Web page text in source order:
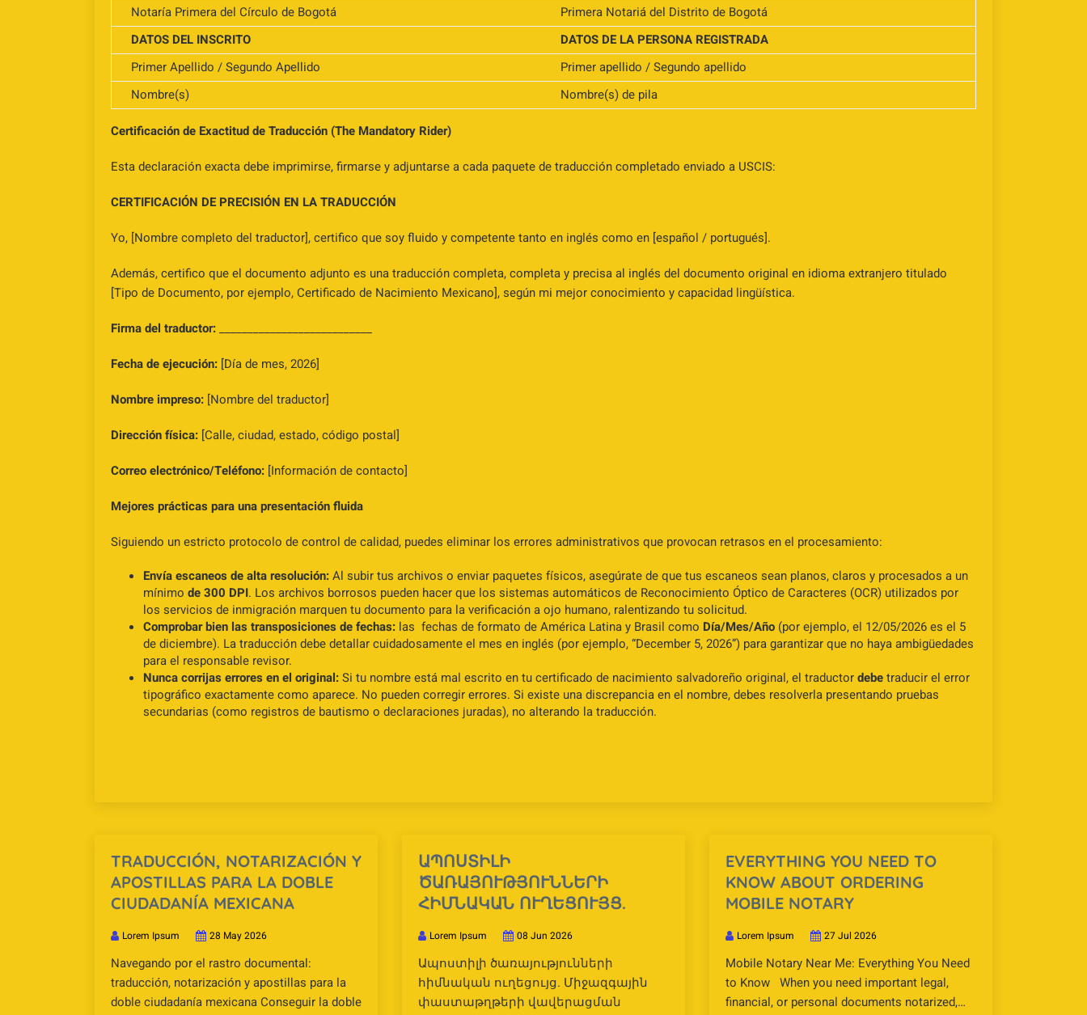
Notaría Primera del Círculo de Bogotá
Primera Notariá del Distrito de Bogotá
DATOS DEL INSCRITO
DATOS DE LA PERSONA REGISTRADA
Primer Apellido / Segundo Apellido
Primer apellido / Segundo apellido
Nombre(s)
Nombre(s) de pila
Certificación de Exactitud de Traducción (The Mandatory Rider)
Esta declaración exacta debe imprimirse, firmarse y adjuntarse a cada paquete de traducción completado enviado a USCIS:
CERTIFICACIÓN DE PRECISIÓN EN LA TRADUCCIÓN
Yo, [Nombre completo del traductor], certifico que soy fluido y competente tanto en inglés como en [español / portugués].
Además, certifico que el documento adjunto es una traducción completa, completa y precisa al inglés del documento original en idioma extranjero titulado
[Tipo de Documento, por ejemplo, Certificado de Nacimiento Mexicano], según mi mejor conocimiento y capacidad lingüística.
Firma del traductor:___________________________
Fecha de ejecución: [Día de mes, 2026]
Nombre impreso: [Nombre del traductor]
Dirección física: [Calle, ciudad, estado, código postal]
Correo electrónico/Teléfono: [Información de contacto]
Mejores prácticas para una presentación fluida
Siguiendo un estricto protocolo de control de calidad, puedes eliminar los errores administrativos que provocan retrasos en el procesamiento:
Envía escaneos de alta resolución:Al subir tus archivos o enviar paquetes físicos, asegúrate de que tus escaneos sean planos, claros y procesados a un
mínimo de 300 DPI. Los archivos borrosos pueden hacer que los sistemas automáticos de Reconocimiento Óptico de Caracteres (OCR) utilizados por
los servicios de inmigración marquen tu documento para la verificación a ojo humano, ralentizando tu solicitud.
Comprobar bien las transposiciones de fechas: las fechas de formato de América Latina y Brasil como Día/Mes/Año (por ejemplo, el 12/05/2026 es el 5
de diciembre). La traducción debe detallar cuidadosamente el mes en inglés (por ejemplo, “December 5, 2026”) para garantizar que no haya ambigüedades
para el responsable revisor.
Nunca corrijas errores en el original:Si tu nombre está mal escrito en tu certificado de nacimiento salvadoreño original, el traductordebetraducir el error
tipográfico exactamente como aparece. No pueden corregir errores. Si existe una discrepancia en el nombre, debes resolverla presentando pruebas
secundarias (como registros de bautismo o declaraciones juradas), no alterando la traducción.
TRADUCCIÓN, NOTARIZACIÓN Y
APOSTILLAS PARA LA DOBLE
CIUDADANÍA MEXICANA
Lorem Ipsum 28 May 2026
Navegando por el rastro documental:
traducción, notarización y apostillas para la
doble ciudadanía mexicana Conseguir la doble
ԱՊՈՍՏԻԼԻ
ԾԱՌԱՅՈՒԹՅՈՒՆՆԵՐԻ
ՀԻՄՆԱԿԱՆ ՈՒՂԵՑՈՒՅՑ.
Lorem Ipsum 08 Jun 2026
Ապոստիլի ծառայությունների
հիմնական ուղեցույց. Միջազգային
փաստաթղթերի վավերացման
EVERYTHING YOU NEED TO
KNOW ABOUT ORDERING
MOBILE NOTARY
Lorem Ipsum 27 Jul 2026
Mobile Notary Near Me: Everything You Need
to Know When you need important legal,
financial, or personal documents notarized,…